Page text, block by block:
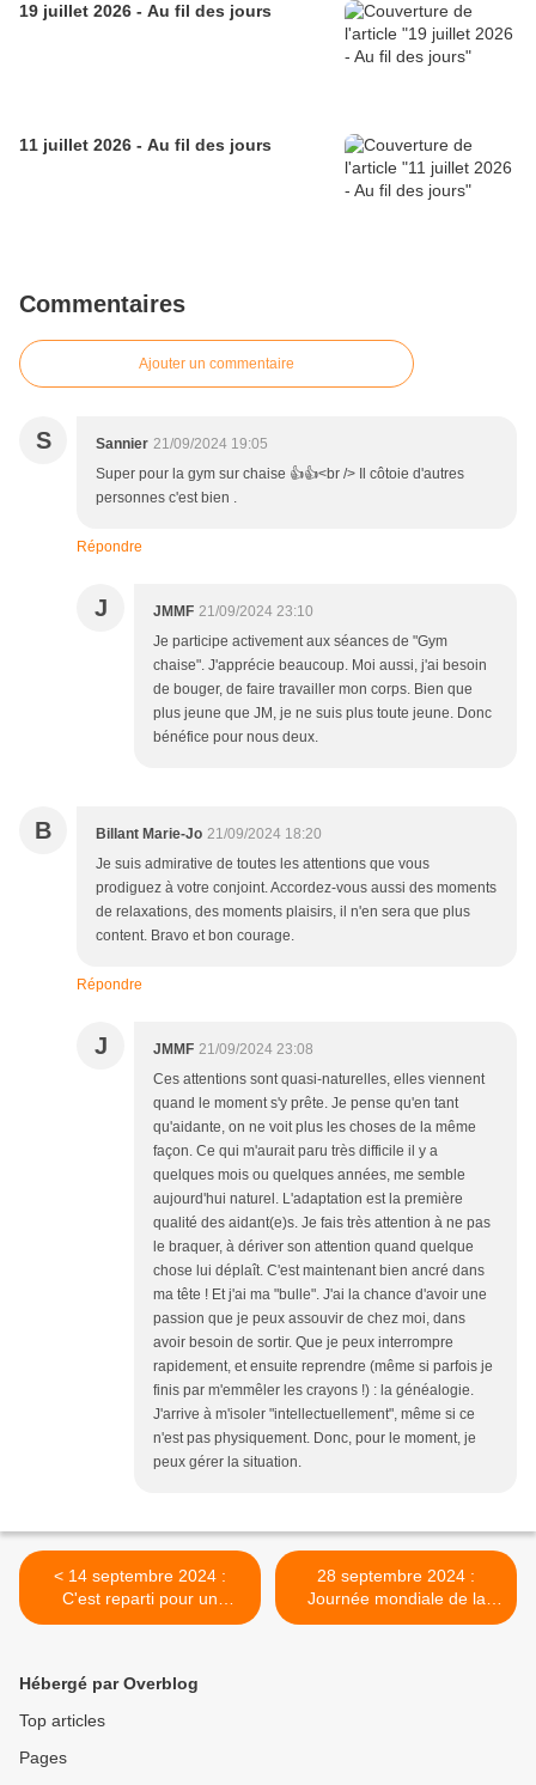
19 juillet 2026 - Au fil des jours
11 juillet 2026 - Au fil des jours
Commentaires
Ajouter un commentaire
S Sannier 21/09/2024 19:05
Super pour la gym sur chaise 👍👍<br /> Il côtoie d'autres
personnes c'est bien .
Répondre
J JMMF 21/09/2024 23:10
Je participe activement aux séances de "Gym
chaise". J'apprécie beaucoup. Moi aussi, j'ai besoin
de bouger, de faire travailler mon corps. Bien que
plus jeune que JM, je ne suis plus toute jeune. Donc
bénéfice pour nous deux.
B Billant Marie-Jo 21/09/2024 18:20
Je suis admirative de toutes les attentions que vous
prodiguez à votre conjoint. Accordez-vous aussi des moments
de relaxations, des moments plaisirs, il n'en sera que plus
content. Bravo et bon courage.
Répondre
J JMMF 21/09/2024 23:08
Ces attentions sont quasi-naturelles, elles viennent
quand le moment s'y prête. Je pense qu'en tant
qu'aidante, on ne voit plus les choses de la même
façon. Ce qui m'aurait paru très difficile il y a
quelques mois ou quelques années, me semble
aujourd'hui naturel. L'adaptation est la première
qualité des aidant(e)s. Je fais très attention à ne pas
le braquer, à dériver son attention quand quelque
chose lui déplaît. C'est maintenant bien ancré dans
ma tête ! Et j'ai ma "bulle". J'ai la chance d'avoir une
passion que je peux assouvir de chez moi, dans
avoir besoin de sortir. Que je peux interrompre
rapidement, et ensuite reprendre (même si parfois je
finis par m'emmêler les crayons !) : la généalogie.
J'arrive à m'isoler "intellectuellement", même si ce
n'est pas physiquement. Donc, pour le moment, je
peux gérer la situation.
< 14 septembre 2024 :
C'est reparti pour un
déménagement
28 septembre 2024 :
Journée mondiale de la
Maladie d'Alzheimer
Hébergé par Overblog
Top articles
Pages